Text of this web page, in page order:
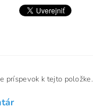
príspevok k tejto položke.